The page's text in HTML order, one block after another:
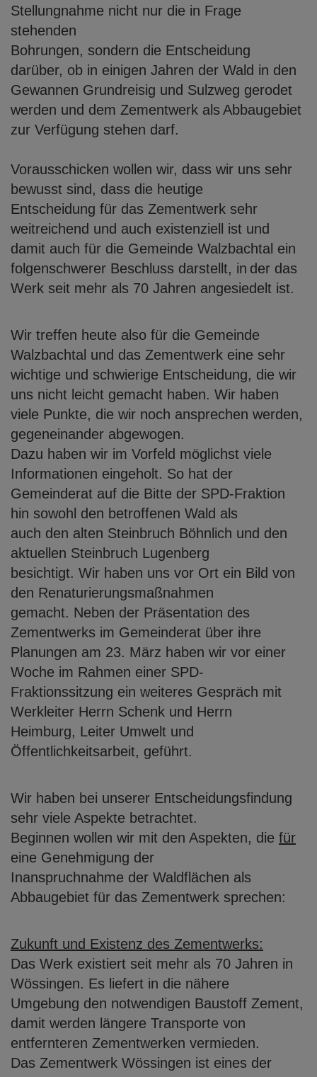
Stellungnahme nicht nur die in Frage
stehenden
Bohrungen, sondern die Entscheidung
darüber, ob in einigen Jahren der Wald in den
Gewannen Grundreisig und Sulzweg gerodet
werden und dem Zementwerk als Abbaugebiet
zur Verfügung stehen darf.
Vorausschicken wollen wir, dass wir uns sehr
bewusst sind, dass die heutige
Entscheidung für das Zementwerk sehr
weitreichend und auch existenziell ist und
damit auch für die Gemeinde Walzbachtal ein
folgenschwerer Beschluss darstellt, in der das
Werk seit mehr als 70 Jahren angesiedelt ist.
Wir treffen heute also für die Gemeinde
Walzbachtal und das Zementwerk eine sehr
wichtige und schwierige Entscheidung, die wir
uns nicht leicht gemacht haben. Wir haben
viele Punkte, die wir noch ansprechen werden,
gegeneinander abgewogen.
Dazu haben wir im Vorfeld möglichst viele
Informationen eingeholt. So hat der
Gemeinderat auf die Bitte der SPD-Fraktion
hin sowohl den betroffenen Wald als
auch den alten Steinbruch Böhnlich und den
aktuellen Steinbruch Lugenberg
besichtigt. Wir haben uns vor Ort ein Bild von
den Renaturierungsmaßnahmen
gemacht. Neben der Präsentation des
Zementwerks im Gemeinderat über ihre
Planungen am 23. März haben wir vor einer
Woche im Rahmen einer SPD-
Fraktionssitzung ein weiteres Gespräch mit
Werkleiter Herrn Schenk und Herrn
Heimburg, Leiter Umwelt und
Öffentlichkeitsarbeit, geführt.
Wir haben bei unserer Entscheidungsfindung
sehr viele Aspekte betrachtet.
Beginnen wollen wir mit den Aspekten, die für
eine Genehmigung der
Inanspruchnahme der Waldflächen als
Abbaugebiet für das Zementwerk sprechen:
Zukunft und Existenz des Zementwerks:
Das Werk existiert seit mehr als 70 Jahren in
Wössingen. Es liefert in die nähere
Umgebung den notwendigen Baustoff Zement,
damit werden längere Transporte von
entfernteren Zementwerken vermieden.
Das Zementwerk Wössingen ist eines der